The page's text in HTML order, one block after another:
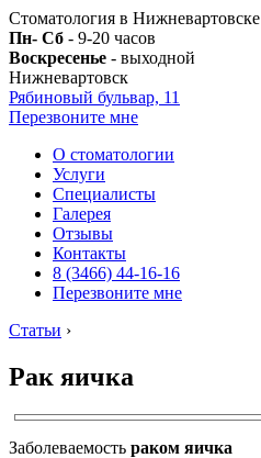
Стоматология в Нижневартовске
Пн- Сб - 9-20 часов
Воскресенье - выходной
Нижневартовск
Рябиновый бульвар, 11
Перезвоните мне
О стоматологии
Услуги
Специалисты
Галерея
Отзывы
Контакты
8 (3466) 44-16-16
Перезвоните мне
Статьи ›
Рак яичка
Заболеваемость раком яичка